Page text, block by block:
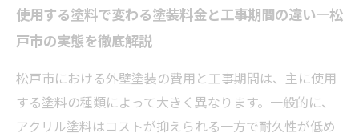
使用する塗料で変わる塗装料金と工事期間の違い―松
戸市の実態を徹底解説
松戸市における外壁塗装の費用と工事期間は、主に使用
する塗料の種類によって大きく異なります。一般的に、
アクリル塗料はコストが抑えられる一方で耐久性が低め